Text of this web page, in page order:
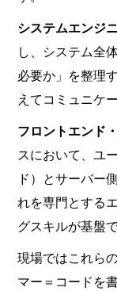
システムエンジ
し、システム全
必要か」を整理
えてコミュニケ
フロントエンド
スにおいて、ユ
ド）とサーバー
れを専門とする
グスキルが基盤で
現場ではこれら
マー＝コードを